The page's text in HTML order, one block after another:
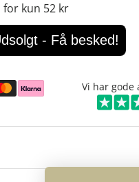
for kun 52 kr
- Få besked!
Vi har gode